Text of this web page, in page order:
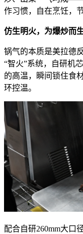
作习惯，自在烹饪，
仿生明火，为爆炒而
锅气的本质是美拉德
“智火”系统，自研机
的高温，瞬间锁住食
环控温。
配合自研260mm大